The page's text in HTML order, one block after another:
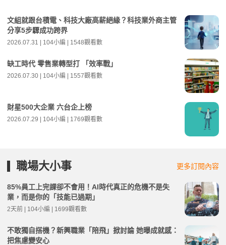
文組就跟台積電、科技大廠高薪絕緣？科技業外商主管
分享5步驟成功跨界
2026.07.31 | 104小編 | 1548觀看數
缺工時代 零售業轉型打 「效率戰」
2026.07.30 | 104小編 | 1557觀看數
財星500大企業 六台企上榜
2026.07.29 | 104小編 | 1769觀看數
職場大小事 更多訂閱內容
85%員工上完課卻不會用！AI時代真正的危機不是失
業，而是你的「技能已過期」
2天前 | 104小編 | 1699觀看數
不敢獨自搭機？新興職業「陪飛」掀討論 她曝成就感：
把焦慮變安心